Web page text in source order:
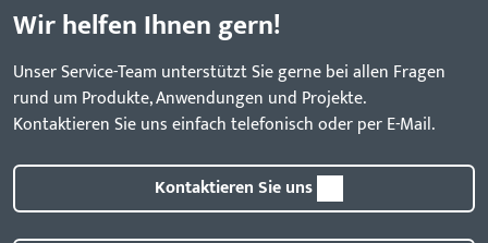
Wir helfen Ihnen gern!
Unser Service-Team unterstützt Sie gerne bei allen Fragen
rund um Produkte, Anwendungen und Projekte.
Kontaktieren Sie uns einfach telefonisch oder per E-Mail.
Kontaktieren Sie uns